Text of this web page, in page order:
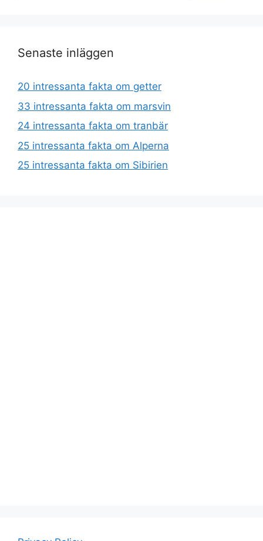
Senaste inläggen
20 intressanta fakta om getter
33 intressanta fakta om marsvin
24 intressanta fakta om tranbär
25 intressanta fakta om Alperna
25 intressanta fakta om Sibirien